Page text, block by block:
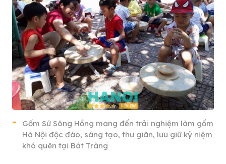
Gốm Sứ Sông Hồng mang đến trải nghiệm làm gốm
Hà Nội độc đáo, sáng tạo, thư giãn, lưu giữ kỷ niệm
khó quên tại Bát Tràng